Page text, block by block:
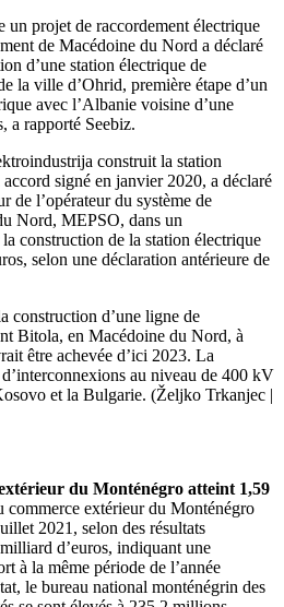
projet de raccordement électrique
de Macédoine du Nord a déclaré
d’une station électrique de
la ville d’Ohrid, première étape d’un
avec l’Albanie voisine d’une
a rapporté Seebiz.
construit la station
signé en janvier 2020, a déclaré
de l’opérateur du système de
Nord, MEPSO, dans un
construction de la station électrique
selon une déclaration antérieure de
construction d’une ligne de
Bitola, en Macédoine du Nord, à
être achevée d’ici 2023. La
au niveau de 400 kV
et la Bulgarie. (Željko Trkanjec |
du Monténégro atteint 1,59
commerce extérieur du Monténégro
2021, selon des résultats
d’euros, indiquant une
à la même période de l’année
le bureau national monténégrin des